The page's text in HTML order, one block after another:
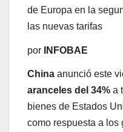
de Europa en la
las nuevas tarifas
por INFOBAE
China anunció este
aranceles del 34% a
bienes de Estados
como respuesta a los